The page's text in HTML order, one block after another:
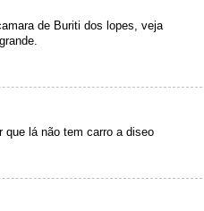
de Buriti dos lopes, veja
que lá não tem carro a diseo